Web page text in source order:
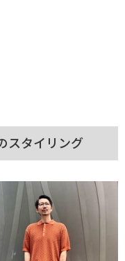
スタイリング